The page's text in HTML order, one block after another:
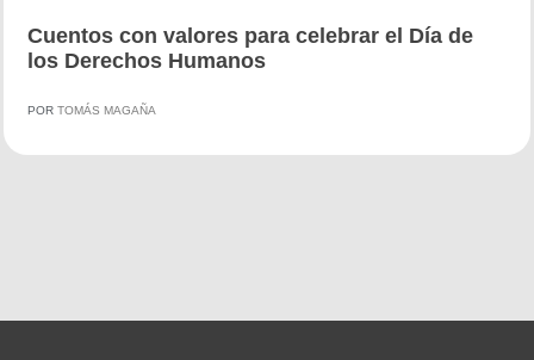
Cuentos con valores para celebrar el Día de
los Derechos Humanos
POR TOMÁS MAGAÑA